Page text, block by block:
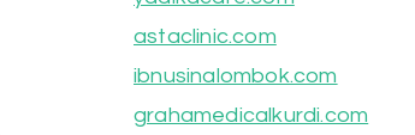
astaclinic.com
ibnusinalombok.com
grahamedicalkurdi.com